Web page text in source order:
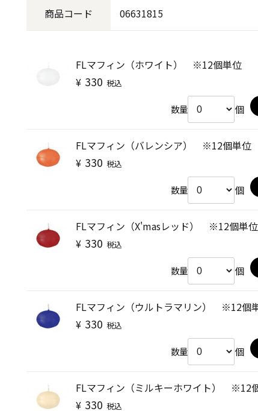
キャンドルグラス
商品コード 06631815
FLマフィン（ホワイト） ※12個単位
¥ 330 税込
数量 個
FLマフィン（バレンシア） ※12個単位
¥ 330 税込
数量 個
FLマフィン（X'masレッド） ※12個単位
¥ 330 税込
数量 個
FLマフィン（ウルトラマリン） ※12個
¥ 330 税込
数量 個
FLマフィン（ミルキーホワイト） ※12
¥ 330 税込